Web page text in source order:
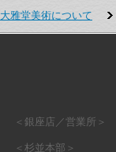
大雅堂美術について
＜銀座店／営業所＞
＜杉並本部＞